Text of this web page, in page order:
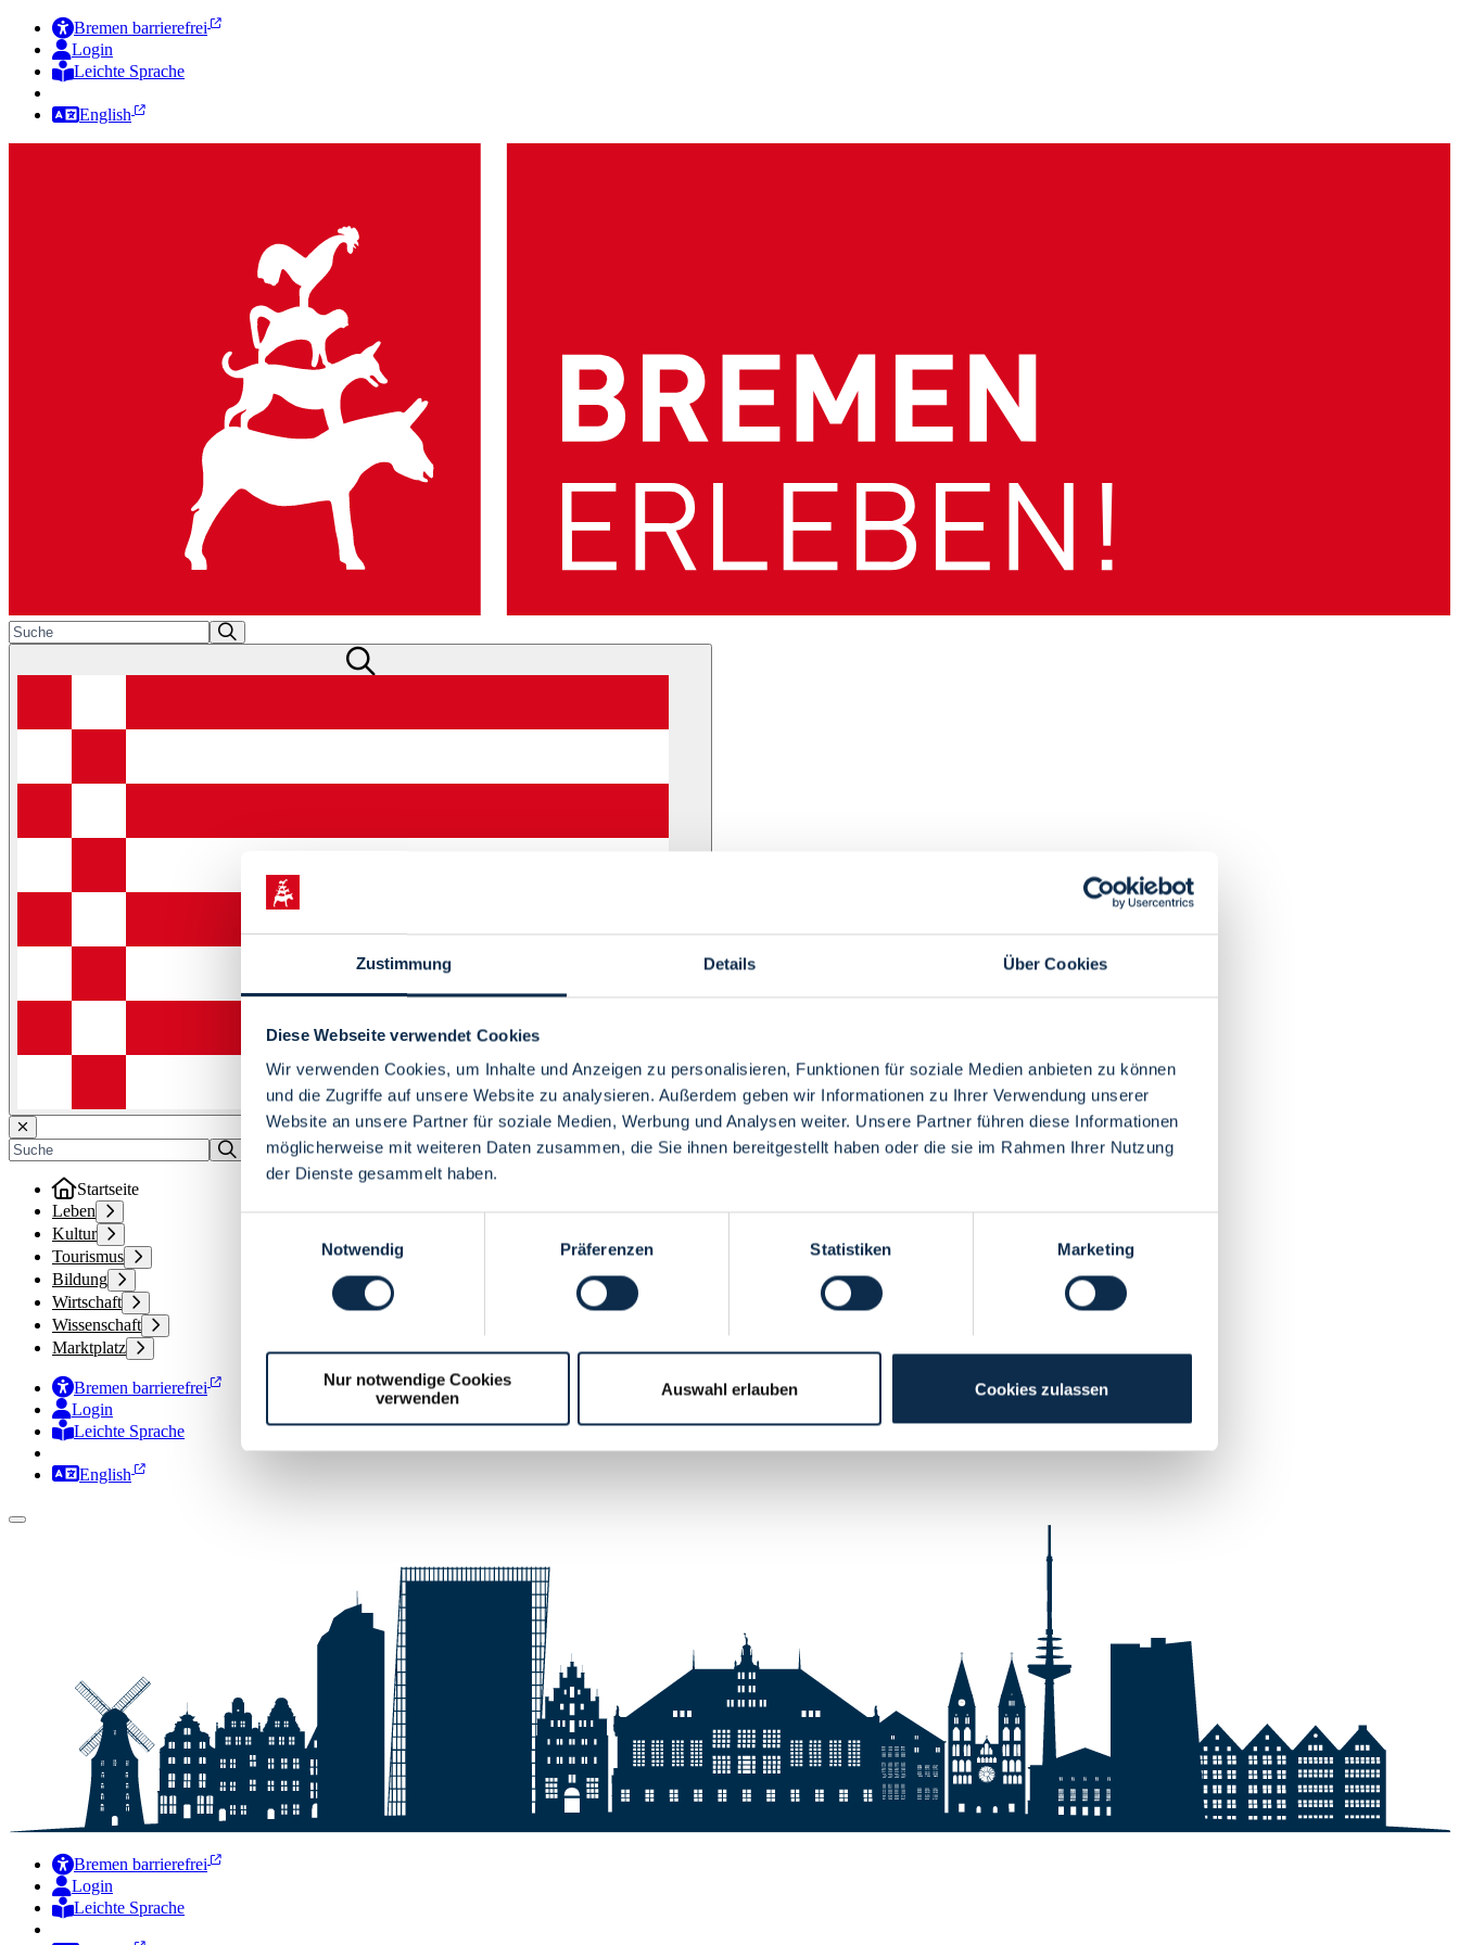
Zustimmung Details Über Cookies
Diese Webseite verwendet Cookies
Wir verwenden Cookies, um Inhalte und Anzeigen zu personalisieren, Funktionen für soziale Medien anbieten zu können
und die Zugriffe auf unsere Website zu analysieren. Außerdem geben wir Informationen zu Ihrer Verwendung unserer
Website an unsere Partner für soziale Medien, Werbung und Analysen weiter. Unsere Partner führen diese Informationen
möglicherweise mit weiteren Daten zusammen, die Sie ihnen bereitgestellt haben oder die sie im Rahmen Ihrer Nutzung
der Dienste gesammelt haben.
Notwendig
Präferenzen Statistiken Marketing
Nur notwendige Cookies
verwenden
Auswahl erlauben Cookies zulassen
Bremen barrierefrei
Login
Leichte Sprache
English
Menü
Startseite
Leben
Kultur
Tourismus
Bildung
Wirtschaft
Wissenschaft
Marktplatz
Bremen barrierefrei
Login
Leichte Sprache
Zur Deutschen Gebärdensprache
English
Bremen barrierefrei
Login
Leichte Sprache